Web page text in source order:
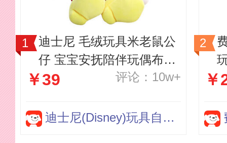
迪士尼 毛绒玩具米老鼠公
仔 宝宝安抚陪伴玩偶布娃
娃
￥39 评论：10w+
迪士尼(Disney)玩具自营店
￥